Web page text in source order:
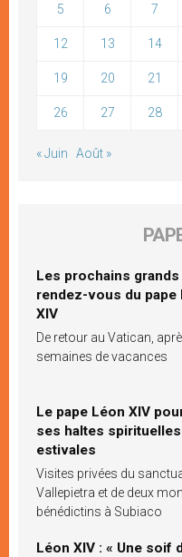
5 6 7
12 13 14
19 20 21
26 27 28
« Juin Août »
Les prochains grands
rendez-vous du pape
XIV
De retour au Vatican,
semaines de vacances
Le pape Léon XIV
ses haltes spirituelles
estivales
Visites privées du
Vallepietra et de deux
bénédictins à Subiaco
Léon XIV : « Une soif